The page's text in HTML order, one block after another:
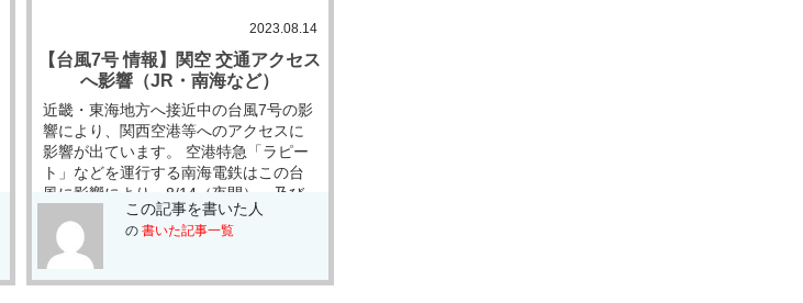
2023.08.14
【台風7号 情報】関空 交通アクセス
へ影響（JR・南海など）
近畿・東海地方へ接近中の台風7号の影
響により、関西空港等へのアクセスに
影響が出ています。 空港特急「ラピー
ト」などを運行する南海電鉄はこの台
風に影響により、8/14（夜間）、及び
8/15の一部で運行の休止が発表されま
した […]
この記事を書いた人
の 書いた記事一覧